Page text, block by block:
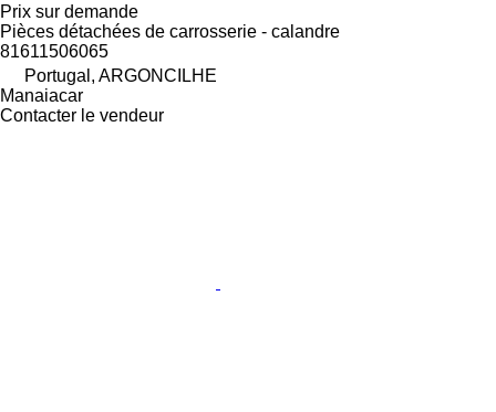
Prix sur demande
Pièces détachées de carrosserie - calandre
81611506065
Portugal, ARGONCILHE
Manaiacar
Contacter le vendeur